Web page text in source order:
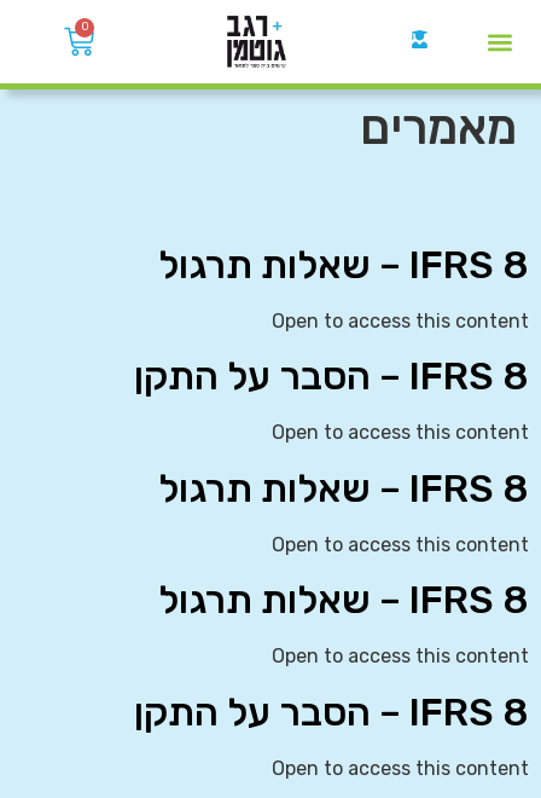
0
מאמרים
IFRS 8 – שאלות תרגול
Open to access this content
IFRS 8 – הסבר על התקן
Open to access this content
IFRS 8 – שאלות תרגול
Open to access this content
IFRS 8 – שאלות תרגול
Open to access this content
IFRS 8 – הסבר על התקן
Open to access this content